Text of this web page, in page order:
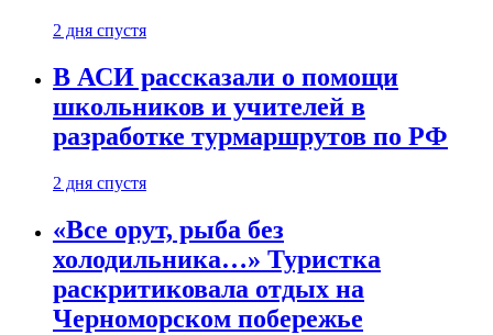
2 дня спустя
В АСИ рассказали о помощи
школьников и учителей в
разработке турмаршрутов по РФ
2 дня спустя
«Все орут, рыба без
холодильника…» Туристка
раскритиковала отдых на
Черноморском побережье